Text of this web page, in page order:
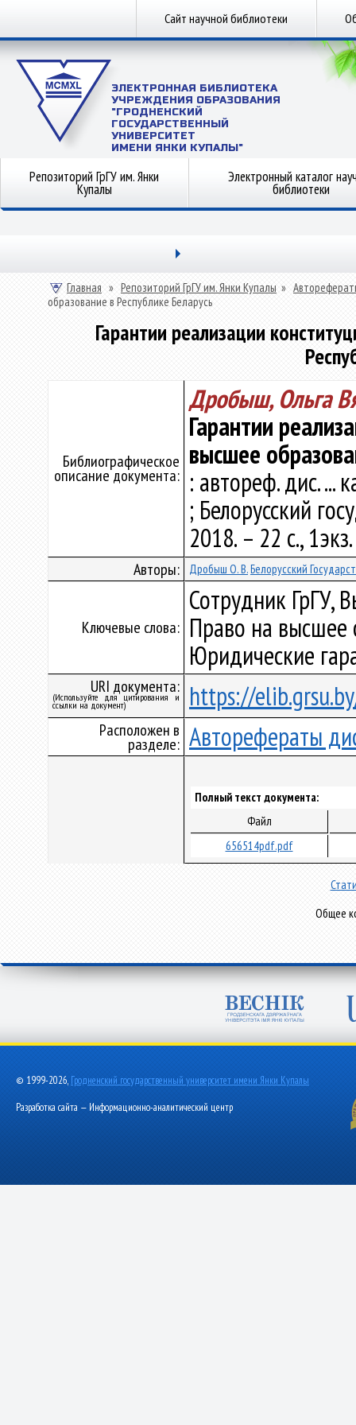
Сайт научной библиотеки
ЭЛЕКТРОННАЯ БИБЛИОТЕКА
УЧРЕЖДЕНИЯ ОБРАЗОВАНИЯ
"ГРОДНЕНСКИЙ
ГОСУДАРСТВЕННЫЙ
УНИВЕРСИТЕТ
ИМЕНИ ЯНКИ КУПАЛЫ"
Репозиторий ГрГУ им. Янки
Купалы
Электронный каталог
библиотеки
Главная » Репозиторий ГрГУ им. Янки Купалы »
образование в Республике Беларусь
Гарантии реализации
Библиографическое
описание документа:
Дробыш, Ольга
Гарантии
высшее
: автореф. дис.
; Белорусский
2018. – 22 с., 1экз.
Авторы: Дробыш О. В.Белорусский
Ключевые слова:
Сотрудник ГрГУ,
Право на высшее
Юридические
URI документа:
(Используйте для цитирования и
ссылки на документ) https://
Расположен в
разделе: Авторефераты
Полный текст документа:
Файл
656514pdf.pdf
Общее
© 1999-2026, Гродненский государственный университет имени Янки Купалы
Разработка сайта — Информационно-аналитический центр